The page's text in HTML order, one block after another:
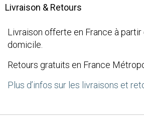
Livraison & Retours
Livraison offerte en France à partir
domicile.
Retours gratuits en France
Plus d’infos sur les livraisons et